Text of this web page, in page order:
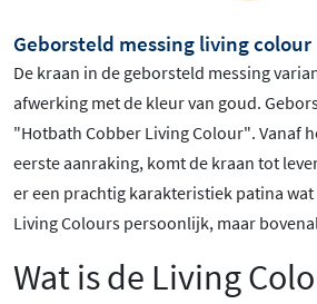
Geborsteld messing living colour
De kraan in de geborsteld messing
afwerking met de kleur van goud.
"Hotbath Cobber Living Colour". Vanaf
eerste aanraking, komt de kraan tot
er een prachtig karakteristiek patina
Living Colours persoonlijk, maar
Wat is de Living